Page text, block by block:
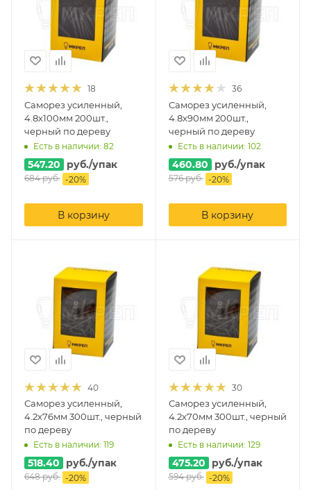
18
Саморез усиленный,
4.8х100мм 200шт.,
черный по дереву
Есть в наличии: 82
547.20 руб./упак
684руб. -20%
В корзину
36
Саморез усиленный,
4.8х90мм 200шт.,
черный по дереву
Есть в наличии: 102
460.80 руб./упак
576руб. -20%
В корзину
40
Саморез усиленный,
4.2х76мм 300шт., черный
по дереву
Есть в наличии: 119
518.40 руб./упак
648руб. -20%
30
Саморез усиленный,
4.2х70мм 300шт., черный
по дереву
Есть в наличии: 129
475.20 руб./упак
594руб. -20%